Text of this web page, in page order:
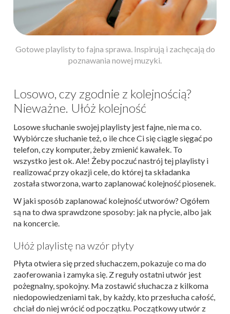
Gotowe playlisty to fajna sprawa. Inspirują i zachęcają do
poznawania nowej muzyki.
Losowo, czy zgodnie z kolejnością?
Nieważne. Ułóż kolejność
Losowe słuchanie swojej playlisty jest fajne, nie ma co.
Wybiórcze słuchanie też, o ile chce Ci się ciągle sięgać po
telefon, czy komputer, żeby zmienić kawałek. To
wszystko jest ok. Ale! Żeby poczuć nastrój tej playlisty i
realizować przy okazji cele, do której ta składanka
została stworzona, warto zaplanować kolejność piosenek.
W jaki sposób zaplanować kolejność utworów? Ogółem
są na to dwa sprawdzone sposoby: jak na płycie, albo jak
na koncercie.
Ułóż playlistę na wzór płyty
Płyta otwiera się przed słuchaczem, pokazuje co ma do
zaoferowania i zamyka się. Z reguły ostatni utwór jest
pożegnalny, spokojny. Ma zostawić słuchacza z kilkoma
niedopowiedzeniami tak, by każdy, kto przesłucha całość,
chciał do niej wrócić od początku. Początkowy utwór z